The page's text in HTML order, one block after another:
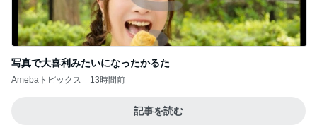
写真で大喜利みたいになったかるた
Amebaトピックス 13時間前
記事を読む